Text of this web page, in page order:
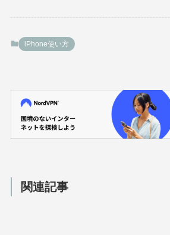
iPhone使い方
関連記事